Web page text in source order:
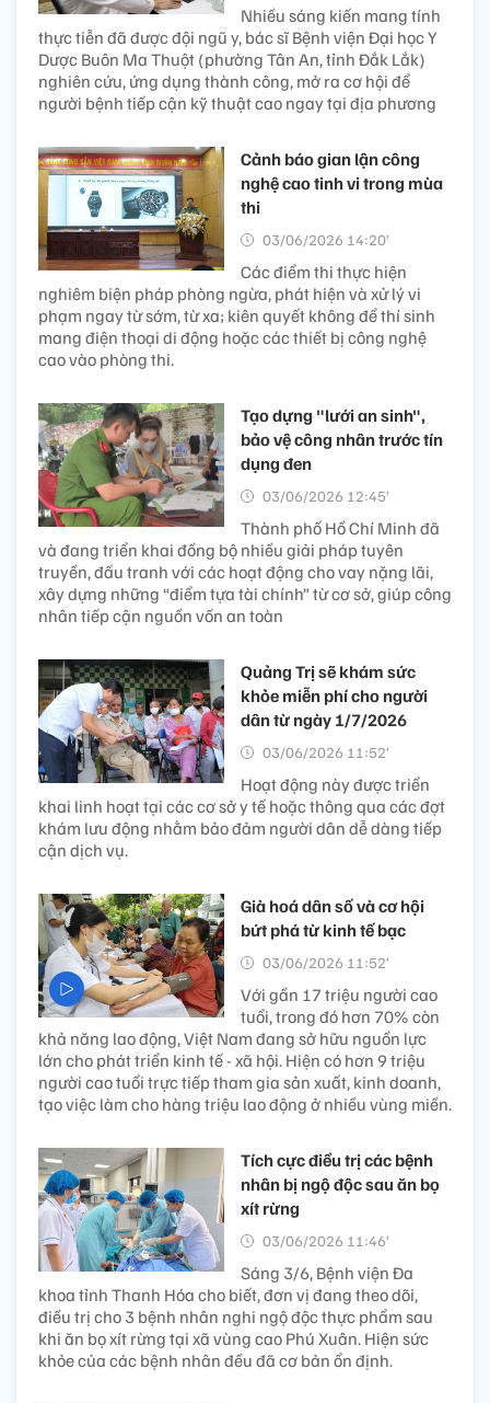
Nhiều sáng kiến mang tính
thực tiễn đã được đội ngũ y, bác sĩ Bệnh viện Đại học Y
Dược Buôn Ma Thuột (phường Tân An, tỉnh Đắk Lắk)
nghiên cứu, ứng dụng thành công, mở ra cơ hội để
người bệnh tiếp cận kỹ thuật cao ngay tại địa phương
Cảnh báo gian lận công
nghệ cao tinh vi trong mùa
thi
03/06/2026 14:20’
Các điểm thi thực hiện
nghiêm biện pháp phòng ngừa, phát hiện và xử lý vi
phạm ngay từ sớm, từ xa; kiên quyết không để thí sinh
mang điện thoại di động hoặc các thiết bị công nghệ
cao vào phòng thi.
Tạo dựng "lưới an sinh",
bảo vệ công nhân trước tín
dụng đen
03/06/2026 12:45’
Thành phố Hồ Chí Minh đã
và đang triển khai đồng bộ nhiều giải pháp tuyên
truyền, đấu tranh với các hoạt động cho vay nặng lãi,
xây dựng những “điểm tựa tài chính” từ cơ sở, giúp công
nhân tiếp cận nguồn vốn an toàn
Quảng Trị sẽ khám sức
khỏe miễn phí cho người
dân từ ngày 1/7/2026
03/06/2026 11:52’
Hoạt động này được triển
khai linh hoạt tại các cơ sở y tế hoặc thông qua các đợt
khám lưu động nhằm bảo đảm người dân dễ dàng tiếp
cận dịch vụ.
Già hoá dân số và cơ hội
bứt phá từ kinh tế bạc
03/06/2026 11:52’
Với gần 17 triệu người cao
tuổi, trong đó hơn 70% còn
khả năng lao động, Việt Nam đang sở hữu nguồn lực
lớn cho phát triển kinh tế - xã hội. Hiện có hơn 9 triệu
người cao tuổi trực tiếp tham gia sản xuất, kinh doanh,
tạo việc làm cho hàng triệu lao động ở nhiều vùng miền.
Tích cực điều trị các bệnh
nhân bị ngộ độc sau ăn bọ
xít rừng
03/06/2026 11:46’
Sáng 3/6, Bệnh viện Đa
khoa tỉnh Thanh Hóa cho biết, đơn vị đang theo dõi,
điều trị cho 3 bệnh nhân nghi ngộ độc thực phẩm sau
khi ăn bọ xít rừng tại xã vùng cao Phú Xuân. Hiện sức
khỏe của các bệnh nhân đều đã cơ bản ổn định.